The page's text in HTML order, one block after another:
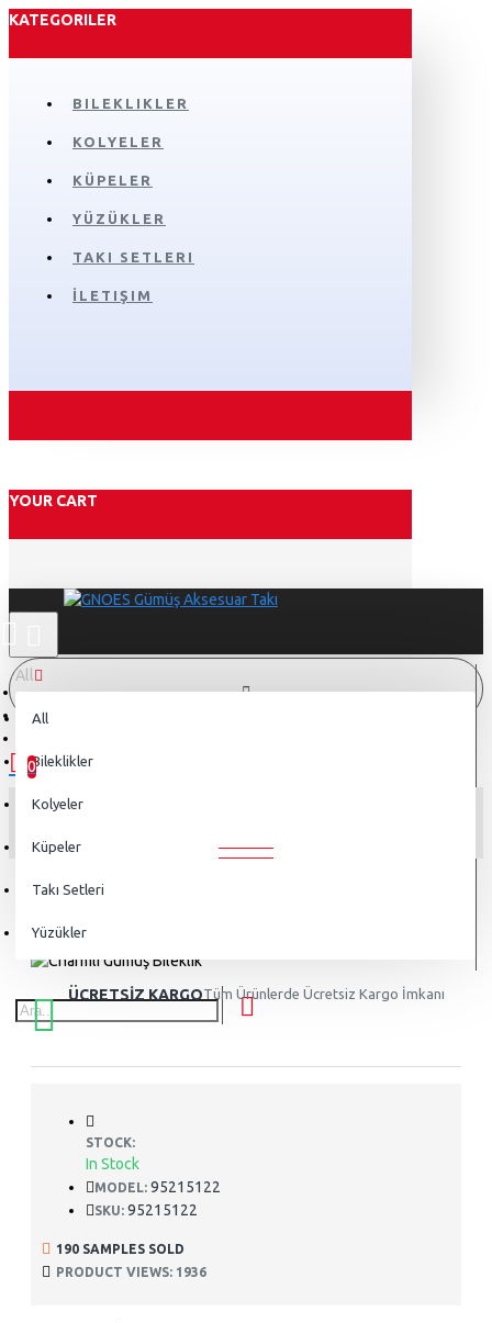
KATEGORILER
BILEKLIKLER
KOLYELER
KÜPELER
YÜZÜKLER
TAKI SETLERI
İLETIŞIM
YOUR CART
All
All
Bileklikler
Kolyeler
Küpeler
Takı Setleri
Yüzükler
0
Alışveriş sepetiniz boş!
ÜCRETSİZ KARGOTüm Ürünlerde Ücretsiz Kargo İmkanı
STOCK:
In Stock
MODEL: 95215122
SKU: 95215122
190 SAMPLES SOLD
PRODUCT VIEWS: 1936